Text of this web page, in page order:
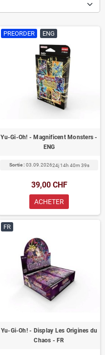
PREORDER ENG
Yu-Gi-Oh! - Magnificent Monsters -
ENG
Sortie : 03.09.202624j 14h 40m 39s
39,00 CHF
ACHETER
FR
Yu-Gi-Oh! - Display Les Origines du
Chaos - FR